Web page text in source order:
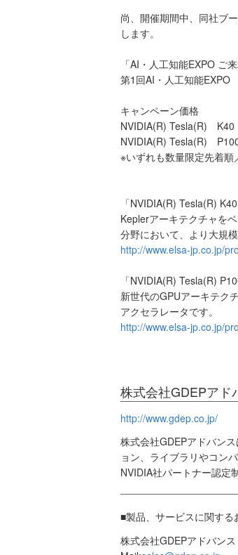
尚、開催期間中、同社ブ
します。
「AI・人工知能EXPO ご
第1回AI・人工知能
キャンペーン価格
NVIDIA(R) Tesla(R)
NVIDIA(R) Tesla(R)
※いずれも数量限定先着順
「NVIDIA(R) Tesla(R) K40
Keplerアーキテクチャを
分野において、より大規
http://www.elsa-jp.co.jp/
「NVIDIA(R) Tesla(R)
新世代のGPUアーキテク
アクセラレータです。
http://www.elsa-jp.co.jp/
株式会社GDEPアド
http://www.gdep.co.jp/
株式会社GDEPアドバン
ョン、ライブラリやコン
NVIDIA社パートナー認定
■製品、サービスに関する
株式会社GDEPアドバン